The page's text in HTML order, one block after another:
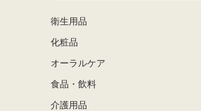
衛生用品
化粧品
オーラルケア
食品・飲料
介護用品